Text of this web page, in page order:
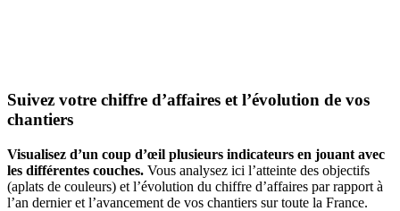
Suivez votre chiffre d’affaires et l’évolution de vos
chantiers
Visualisez d’un coup d’œil plusieurs indicateurs en jouant avec
les différentes couches. Vous analysez ici l’atteinte des objectifs
(aplats de couleurs) et l’évolution du chiffre d’affaires par rapport à
l’an dernier et l’avancement de vos chantiers sur toute la France.